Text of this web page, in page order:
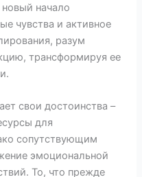
начало
чувства и активное
разум
трансформируя ее
свои достоинства –
для
сопутствующим
эмоциональной
То, что прежде